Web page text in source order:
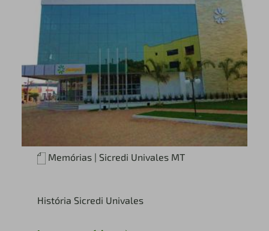
Memórias | Sicredi Univales MT
História Sicredi Univales